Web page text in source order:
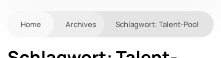
Home Archives Schlagwort: Talent-Pool